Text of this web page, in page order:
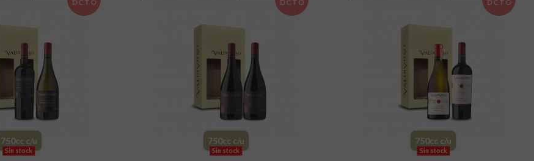
DCTO
750cc c/u
Sin stock
DCTO
750cc c/u
Sin stock
DCTO
750cc c/u
Sin stock